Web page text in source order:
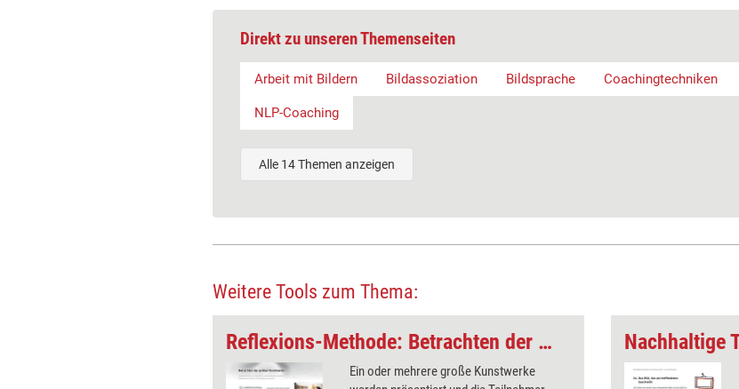
Direkt zu unseren Themenseiten
Arbeit mit Bildern Bildassoziation Bildsprache Coachingtechniken
NLP-Coaching
Alle 14 Themen anzeigen
Weitere Tools zum Thema:
Reflexions-Methode: Betrachten der großen Kunstwerke
Ein oder mehrere große Kunstwerke